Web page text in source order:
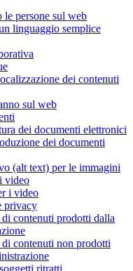
le persone sul web
linguaggio semplice
dei contenuti
sul web
dei documenti elettronici
dei documenti
(alt text) per le immagini
video
i video
privacy
contenuti prodotti dalla
contenuti non prodotti
ritratti